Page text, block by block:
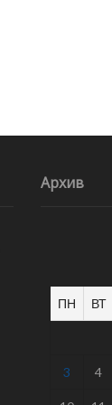
Архив
ПН ВТ
3 4